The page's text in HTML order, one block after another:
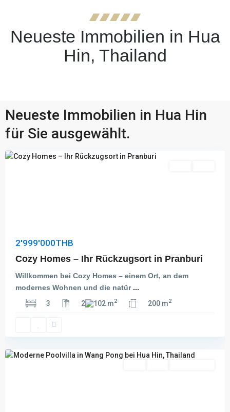
Neueste Immobilien in Hua
Hin, Thailand
Neueste Immobilien in Hua Hin
für Sie ausgewählt.
Pranburi
2'999'000THB
Cozy Homes – Ihr Rückzugsort in Pranburi
Willkommen bei Cozy Homes – einem Ort, an dem
modernes Wohnen und die natür ...
3
2 102 m2 200 m2
Wang